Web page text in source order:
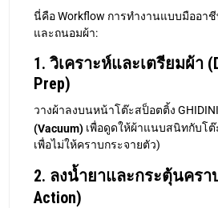
นี่คือ Workflow การทำงานแบบมืออา
และถนอมผ้า:
1. วิเคราะห์และเตรียมผ้า
Prep)
วางผ้าลงบนหน้าโต๊ะสป็อตติ้ง
(Vacuum) เพื่อดูดให้ผ้าแนบสนิทกับโ
เพื่อไม่ให้คราบกระจายตัว)
2. ลงน้ำยาและกระตุ้นคราบ
Action)